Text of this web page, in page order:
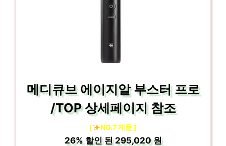
메디큐브 에이지알 부스터 프로
/TOP 상세페이지 참조
[ NO.7 제품 ]
26%할인 된295,020 원